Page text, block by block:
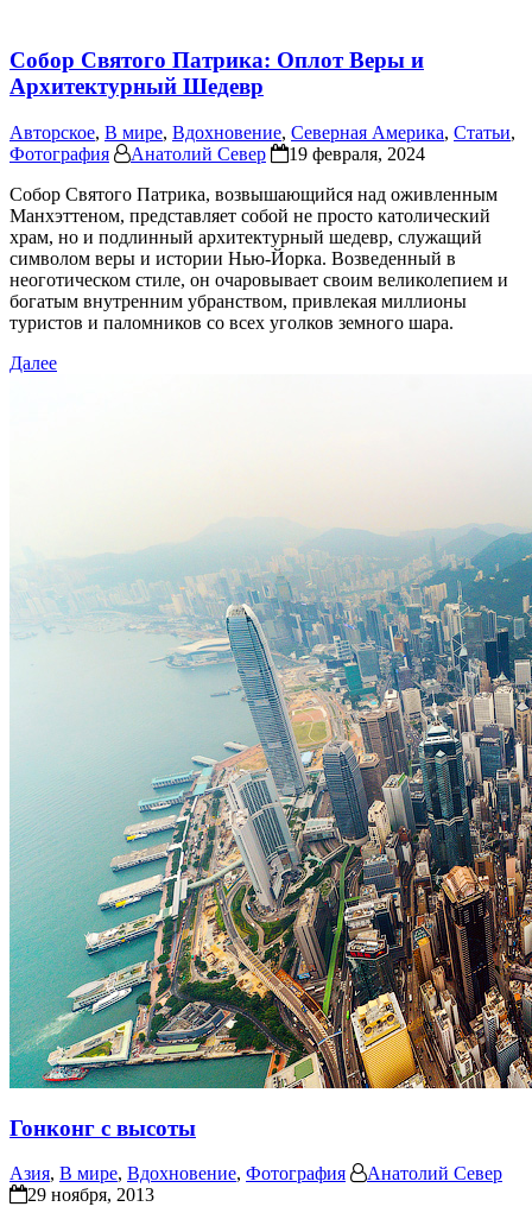
Собор Святого Патрика: Оплот Веры и
Архитектурный Шедевр
Авторское, В мире, Вдохновение, Северная Америка, Статьи,
Фотография
Анатолий Север
19 февраля, 2024
Собор Святого Патрика, возвышающийся над оживленным
Манхэттеном, представляет собой не просто католический
храм, но и подлинный архитектурный шедевр, служащий
символом веры и истории Нью-Йорка. Возведенный в
неоготическом стиле, он очаровывает своим великолепием и
богатым внутренним убранством, привлекая миллионы
туристов и паломников со всех уголков земного шара.
Далее
Гонконг с высоты
Азия, В мире, Вдохновение, Фотография
Анатолий Север
29 ноября, 2013